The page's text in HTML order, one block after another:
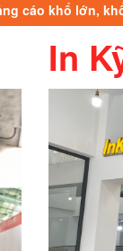
cáo khổ lớn,
In